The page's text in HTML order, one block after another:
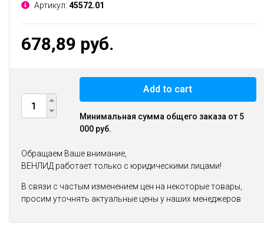
Артикул: 45572.01
678,89 руб.
Add to cart
Минимальная сумма общего заказа от 5
000 руб.
Обращаем Ваше внимание,
ВЕНЛИД работает только с юридическими лицами!
В связи с частым изменением цен на некоторые товары,
просим уточнять актуальные цены у наших менеджеров